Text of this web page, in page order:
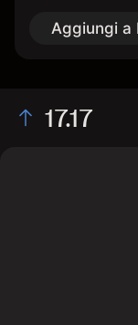
Aggiungi a
17.17